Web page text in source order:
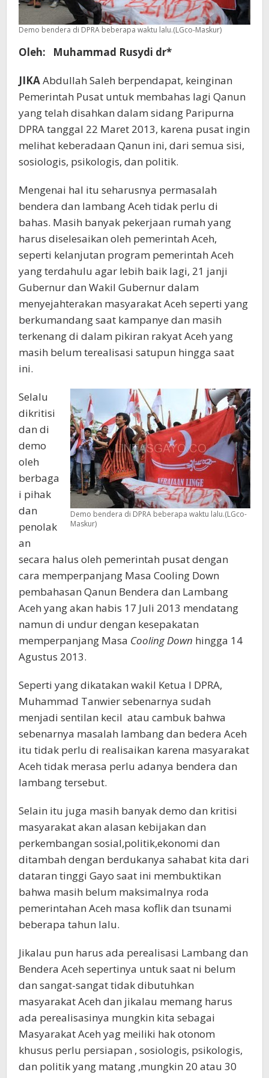
Demo bendera di DPRA beberapa waktu lalu.(LGco-Maskur)
Oleh: Muhammad Rusydi dr*
JIKAAbdullah Saleh berpendapat, keinginan
Pemerintah Pusat untuk membahas lagi Qanun
yang telah disahkan dalam sidang Paripurna
DPRA tanggal 22 Maret 2013, karena pusat ingin
melihat keberadaan Qanun ini, dari semua sisi,
sosiologis, psikologis, dan politik.
Mengenai hal itu seharusnya permasalah
bendera dan lambang Aceh tidak perlu di
bahas. Masih banyak pekerjaan rumah yang
harus diselesaikan oleh pemerintah Aceh,
seperti kelanjutan program pemerintah Aceh
yang terdahulu agar lebih baik lagi, 21 janji
Gubernur dan Wakil Gubernur dalam
menyejahterakan masyarakat Aceh seperti yang
berkumandang saat kampanye dan masih
terkenang di dalam pikiran rakyat Aceh yang
masih belum terealisasi satupun hingga saat
ini.
Demo bendera di DPRA beberapa waktu lalu.(LGco-
Maskur)
Selalu
dikritisi
dan di
demo
oleh
berbaga
i pihak
dan
penolak
an
secara halus oleh pemerintah pusat dengan
cara memperpanjang Masa Cooling Down
pembahasan Qanun Bendera dan Lambang
Aceh yang akan habis 17 Juli 2013 mendatang
namun di undur dengan kesepakatan
memperpanjang Masa Cooling Down hingga 14
Agustus 2013.
Seperti yang dikatakan wakil Ketua I DPRA,
Muhammad Tanwier sebenarnya sudah
menjadi sentilan kecil atau cambuk bahwa
sebenarnya masalah lambang dan bedera Aceh
itu tidak perlu di realisaikan karena masyarakat
Aceh tidak merasa perlu adanya bendera dan
lambang tersebut.
Selain itu juga masih banyak demo dan kritisi
masyarakat akan alasan kebijakan dan
perkembangan sosial,politik,ekonomi dan
ditambah dengan berdukanya sahabat kita dari
dataran tinggi Gayo saat ini membuktikan
bahwa masih belum maksimalnya roda
pemerintahan Aceh masa koflik dan tsunami
beberapa tahun lalu.
Jikalau pun harus ada perealisasi Lambang dan
Bendera Aceh sepertinya untuk saat ni belum
dan sangat-sangat tidak dibutuhkan
masyarakat Aceh dan jikalau memang harus
ada perealisasinya mungkin kita sebagai
Masyarakat Aceh yag meiliki hak otonom
khusus perlu persiapan , sosiologis, psikologis,
dan politik yang matang ,mungkin 20 atau 30